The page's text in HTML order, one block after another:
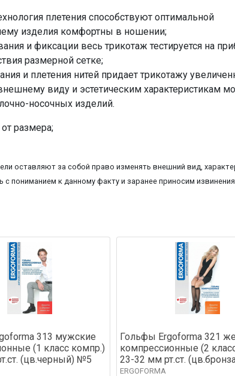
плетения способствуют оптимальной
изделия комфортны в ношении;
и фиксации весь трикотаж тестируется на
размерной сетке;
и плетения нитей придает трикотажу
виду и эстетическим характеристикам
носочных изделий.
размера;
оставляют за собой право изменять внешний вид,
пониманием к данному факту и заранее приносим
313 мужские
(1 класс компр.)
(цв.черный) №5
Гольфы Ergoforma 321
компрессионные (2
23-32 мм рт.ст.
ERGOFORMA